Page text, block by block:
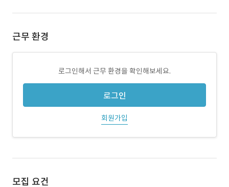
근무 환경
로그인해서 근무 환경을 확인해보세요.
로그인
회원가입
모집 요건